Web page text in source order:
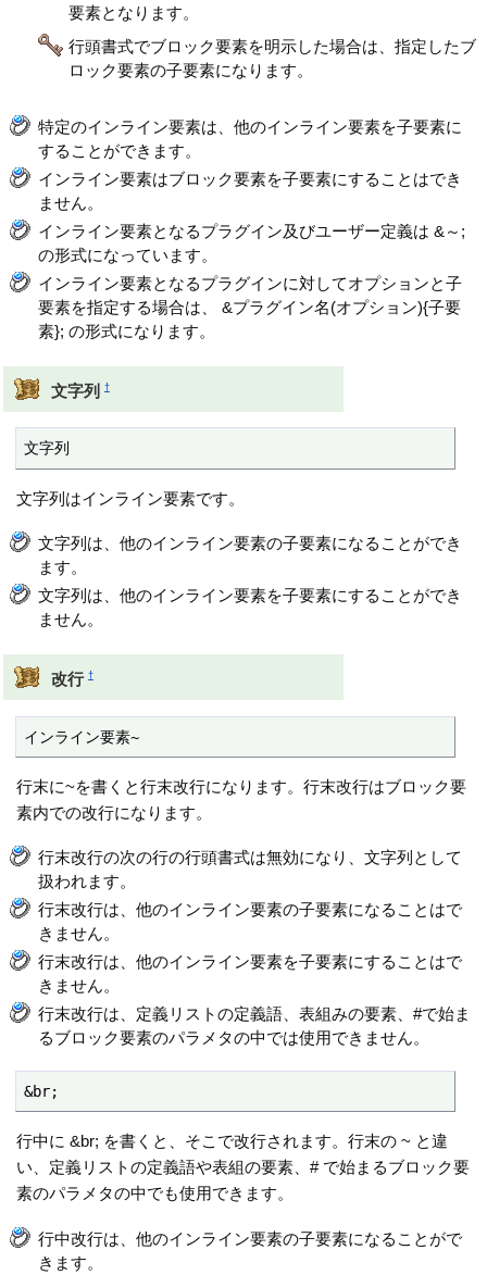
要素となります。
行頭書式でブロック要素を明示した場合は、指定したブ
ロック要素の子要素になります。
特定のインライン要素は、他のインライン要素を子要素に
することができます。
インライン要素はブロック要素を子要素にすることはでき
ません。
インライン要素となるプラグイン及びユーザー定義は &～;
の形式になっています。
インライン要素となるプラグインに対してオプションと子
要素を指定する場合は、 &プラグイン名(オプション){子要
素}; の形式になります。
文字列 †
文字列
文字列はインライン要素です。
文字列は、他のインライン要素の子要素になることができ
ます。
文字列は、他のインライン要素を子要素にすることができ
ません。
改行 †
インライン要素~
行末に~を書くと行末改行になります。行末改行はブロック要
素内での改行になります。
行末改行の次の行の行頭書式は無効になり、文字列として
扱われます。
行末改行は、他のインライン要素の子要素になることはで
きません。
行末改行は、他のインライン要素を子要素にすることはで
きません。
行末改行は、定義リストの定義語、表組みの要素、#で始ま
るブロック要素のパラメタの中では使用できません。
&br;
行中に &br; を書くと、そこで改行されます。行末の ~ と違
い、定義リストの定義語や表組の要素、# で始まるブロック要
素のパラメタの中でも使用できます。
行中改行は、他のインライン要素の子要素になることがで
きます。